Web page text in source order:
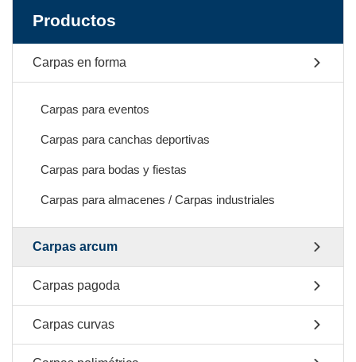
Productos
Carpas en forma
Carpas para eventos
Carpas para canchas deportivas
Carpas para bodas y fiestas
Carpas para almacenes / Carpas industriales
Carpas arcum
Carpas pagoda
Carpas curvas